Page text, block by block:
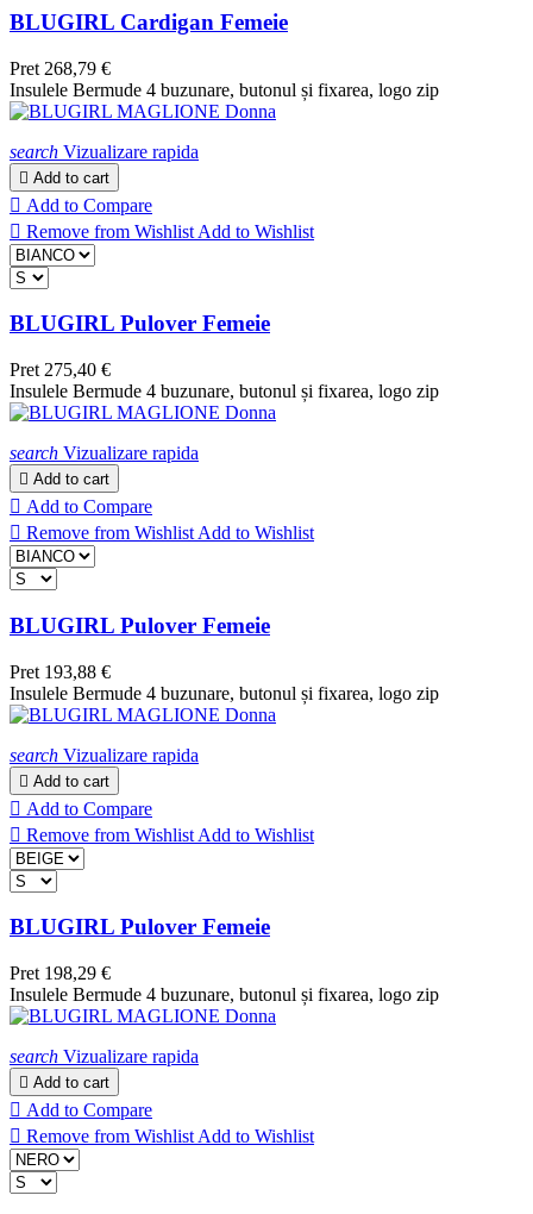
BLUGIRL Cardigan Femeie
Pret 268,79 €
Insulele Bermude 4 buzunare, butonul și fixarea, logo zip
search Vizualizare rapida
 Add to cart
 Add to Compare
 Remove from Wishlist Add to Wishlist
BLUGIRL Pulover Femeie
Pret 275,40 €
Insulele Bermude 4 buzunare, butonul și fixarea, logo zip
search Vizualizare rapida
 Add to cart
 Add to Compare
 Remove from Wishlist Add to Wishlist
BLUGIRL Pulover Femeie
Pret 193,88 €
Insulele Bermude 4 buzunare, butonul și fixarea, logo zip
search Vizualizare rapida
 Add to cart
 Add to Compare
 Remove from Wishlist Add to Wishlist
BLUGIRL Pulover Femeie
Pret 198,29 €
Insulele Bermude 4 buzunare, butonul și fixarea, logo zip
search Vizualizare rapida
 Add to cart
 Add to Compare
 Remove from Wishlist Add to Wishlist